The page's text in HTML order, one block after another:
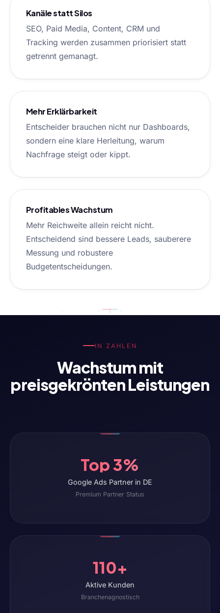
Kanäle statt Silos
SEO, Paid Media, Content, CRM und
Tracking werden zusammen priorisiert statt
getrennt gemanagt.
Mehr Erklärbarkeit
Entscheider brauchen nicht nur Dashboards,
sondern eine klare Herleitung, warum
Nachfrage steigt oder kippt.
Profitables Wachstum
Mehr Reichweite allein reicht nicht.
Entscheidend sind bessere Leads, sauberere
Messung und robustere
Budgetentscheidungen.
IN ZAHLEN
Wachstum mit
preisgekrönten Leistungen
Top 3%
Google Ads Partner in DE
Premium Partner Status
110+
Aktive Kunden
Branchenagnostisch